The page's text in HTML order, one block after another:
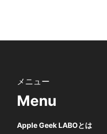
Menu
Apple Geek LABOとは